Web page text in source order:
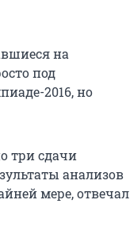
на
под
2016, но
три сдачи
анализов
мере, отвечал